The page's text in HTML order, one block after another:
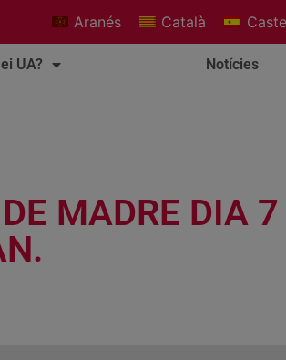
Aranés Català
UA? Notícies
MADRE DIA 7